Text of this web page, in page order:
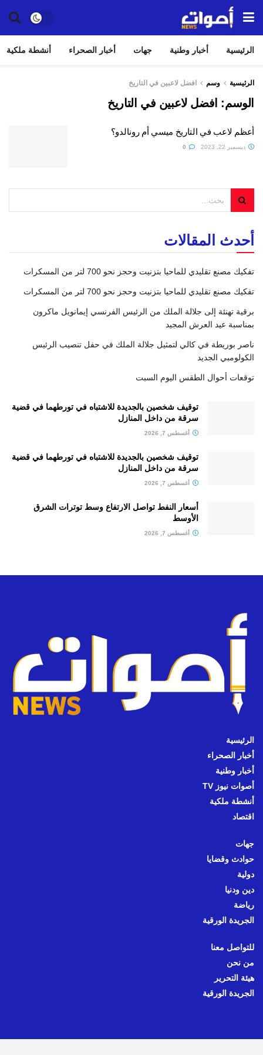
الرئيسية أخبار وطنية جهات أخبار الصحراء أنشطة ملكية
الرئيسية وسم افضل لاعبين في التاريخ
الوسم: افضل لاعبين في التاريخ
أعظم لاعب في التاريخ ميسي أم رونالدو؟
ديسمبر 22, 2023
أحدث المقالات
تفكيك مصنع تقليدي للماحيا بتزنيت وحجز نحو 700 لتر من المسكرات
تفكيك مصنع تقليدي للماحيا بتزنيت وحجز نحو 700 لتر من المسكرات
برقية تهنئة إلى جلالة الملك من الرئيس الفرنسي إيمانويل ماكرون
بمناسبة عيد العرش المجيد
ناصر بوريطة في كالي لتمثيل جلالة الملك في حفل تنصيب الرئيس
الكولومبي الجديد
توقعات أحوال الطقس اليوم السبت
توقيف شخصين بالجديدة للاشتباه في تورطهما في قضية
سرقة من داخل المنازل
أغسطس 7, 2026
توقيف شخصين بالجديدة للاشتباه في تورطهما في قضية
سرقة من داخل المنازل
أغسطس 7, 2026
أسعار النفط تواصل الارتفاع وسط توترات الشرق
الأوسط
أغسطس 7, 2026
الرئيسية
أخبار الصحراء
أخبار وطنية
أصوات نيوز TV
أنشطة ملكية
اقتصاد
جهات
حوادث وقضايا
دولية
دين ودنيا
رياضة
الجريدة الورقية
للتواصل معنا
من نحن
هيئة التحرير
الجريدة الورقية